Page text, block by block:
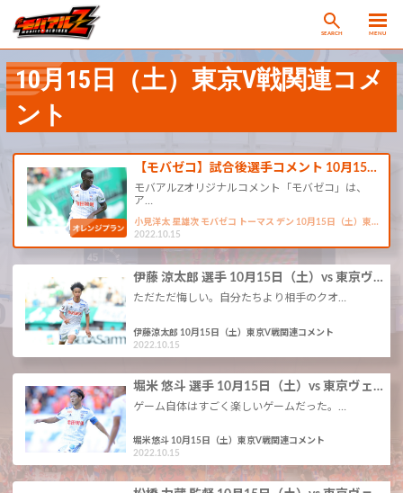
SEARCH MENU
10月15日（土）東京V戦関連コメ
ント
【モバゼコ】試合後選手コメント 10月15…
モバアルZオリジナルコメント「モバゼコ」は、
ア…
小見洋太 星雄次 モバゼコ トーマス デン 10月15日（土）東…
2022.10.15
伊藤 涼太郎 選手 10月15日（土）vs 東京ヴ…
ただただ悔しい。自分たちより相手のクオ…
伊藤涼太郎 10月15日（土）東京V戦関連コメント
2022.10.15
堀米 悠斗 選手 10月15日（土）vs 東京ヴェ…
ゲーム自体はすごく楽しいゲームだった。…
堀米悠斗 10月15日（土）東京V戦関連コメント
2022.10.15